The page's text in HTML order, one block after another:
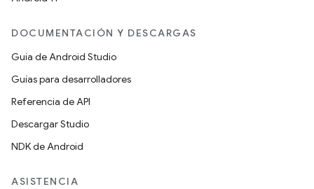
DOCUMENTACIÓN Y DESCARGAS
Guía de Android Studio
Guías para desarrolladores
Referencia de API
Descargar Studio
NDK de Android
ASISTENCIA